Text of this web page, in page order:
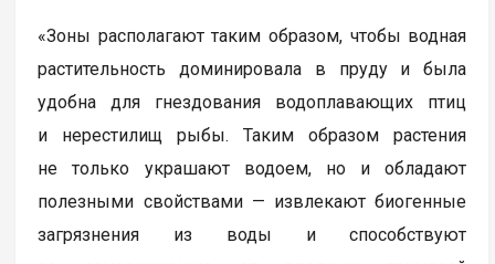
«Зоны располагают таким образом, чтобы водная
растительность доминировала в пруду и была
удобна для гнездования водоплавающих птиц
и нерестилищ рыбы. Таким образом растения
не только украшают водоем, но и обладают
полезными свойствами — извлекают биогенные
загрязнения из воды и способствуют